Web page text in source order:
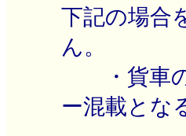
下記の場合
ん。
・貨車の
ー混載とな